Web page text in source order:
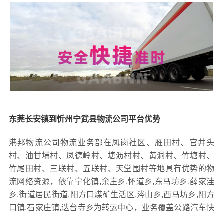
东莞长安镇到忻州宁武县物流公司平台优势
港邦物流公司物流业务部在凤岗社区、雁田村、官井头
村、油甘埔村、凤德岭村、塘沥村村、黄洞村、竹塘村、
竹尾田村、三联村、五联村、天堂围村等地具有优势的物
流网络资源，依靠宁化镇,余庄乡,怀道乡,东马坊乡,薛家洼
乡,街道居民街道,阳方口煤矿生活区,涔山乡,西马坊乡,阳方
口镇,石家庄镇,迭台寺乡为转运中心，业务覆盖公路汽车快